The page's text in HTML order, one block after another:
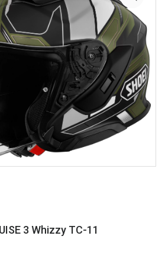
3 Whizzy TC-11